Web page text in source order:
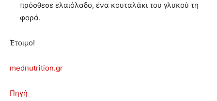
πρόσθεσε ελαιόλαδο, ένα κουταλάκι του γλυκού τη
φορά.
Έτοιμο!
mednutrition.gr
Πηγή